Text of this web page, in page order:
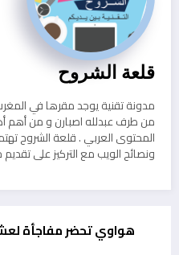
قلعة الشروح
من طرف عبدلله اصبارن و من أهم
المحتوى العربي . قلعة الشروح
ونصائح الويب مع التركيز على
هواوي تحضر مفاجأة